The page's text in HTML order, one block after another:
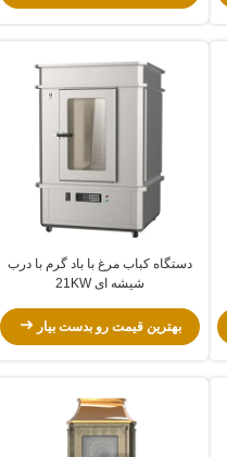
دستگاه کباب مرغ با باد گرم با درب
شیشه ای 21KW
بهترین قیمت رو بدست بیار